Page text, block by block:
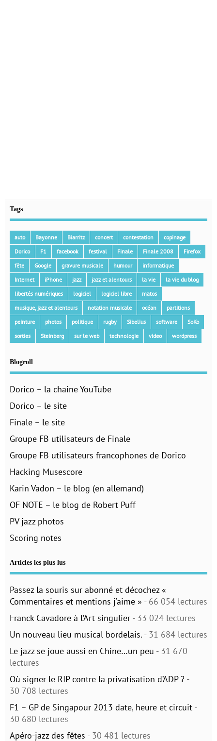
Tags
auto Bayonne Biarritz concert contestation
copinage
Dorico
F1 facebook festival Finale Finale 2008
Firefox
fête
Google gravure musicale humour
informatique
Internet
iPhone jazz jazz et alentours la vie
la vie du blog
libertés numériques
logiciel logiciel libre
matos
musique, jazz et alentours
notation musicale océan
partitions
peinture
photos politique rugby Sibelius software
SoKo
sorties
Steinberg sur le web technologie video wordpress
Blogroll
Dorico – la chaine YouTube
Dorico – le site
Finale – le site
Groupe FB utilisateurs de Finale
Groupe FB utilisateurs francophones de Dorico
Hacking Musescore
Karin Vadon – le blog (en allemand)
OF NOTE – le blog de Robert Puff
PV jazz photos
Scoring notes
Articles les plus lus
Passez la souris sur abonné et décochez «
Commentaires et mentions j’aime » - 66 054 lectures
Franck Cavadore à l’Art singulier - 33 024 lectures
Un nouveau lieu musical bordelais. - 31 684 lectures
Le jazz se joue aussi en Chine…un peu - 31 670
lectures
Où signer le RIP contre la privatisation d’ADP ? -
30 708 lectures
F1 – GP de Singapour 2013 date, heure et circuit -
30 680 lectures
Apéro-jazz des fêtes - 30 481 lectures